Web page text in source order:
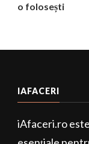
o folosești
IAFACERI
iAfaceri.ro